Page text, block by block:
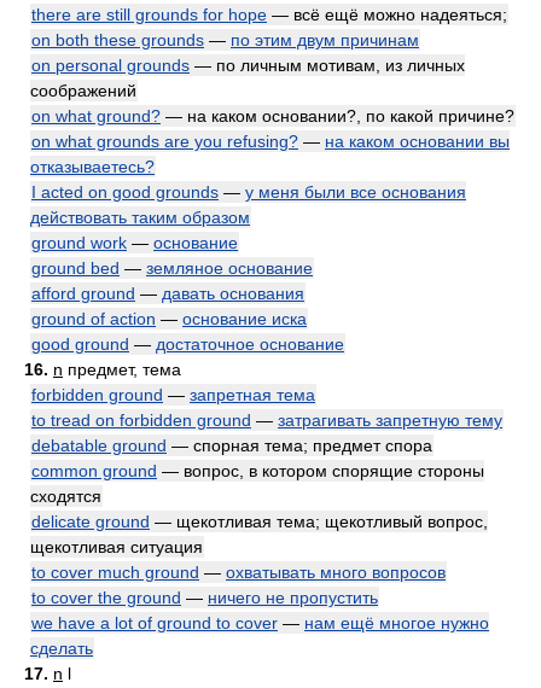
there are still grounds for hope — всё ещё можно надеяться;
on both these grounds — по этим двум причинам
on personal grounds — по личным мотивам, из личных
соображений
on what ground? — на каком основании?, по какой причине?
on what grounds are you refusing? — на каком основании вы
отказываетесь?
I acted on good grounds — у меня были все основания
действовать таким образом
ground work — основание
ground bed — земляное основание
afford ground — давать основания
ground of action — основание иска
good ground — достаточное основание
16. n предмет, тема
forbidden ground — запретная тема
to tread on forbidden ground — затрагивать запретную тему
debatable ground — спорная тема; предмет спора
common ground — вопрос, в котором спорящие стороны
сходятся
delicate ground — щекотливая тема; щекотливый вопрос,
щекотливая ситуация
to cover much ground — охватывать много вопросов
to cover the ground — ничего не пропустить
we have a lot of ground to cover — нам ещё многое нужно
сделать
17. n l